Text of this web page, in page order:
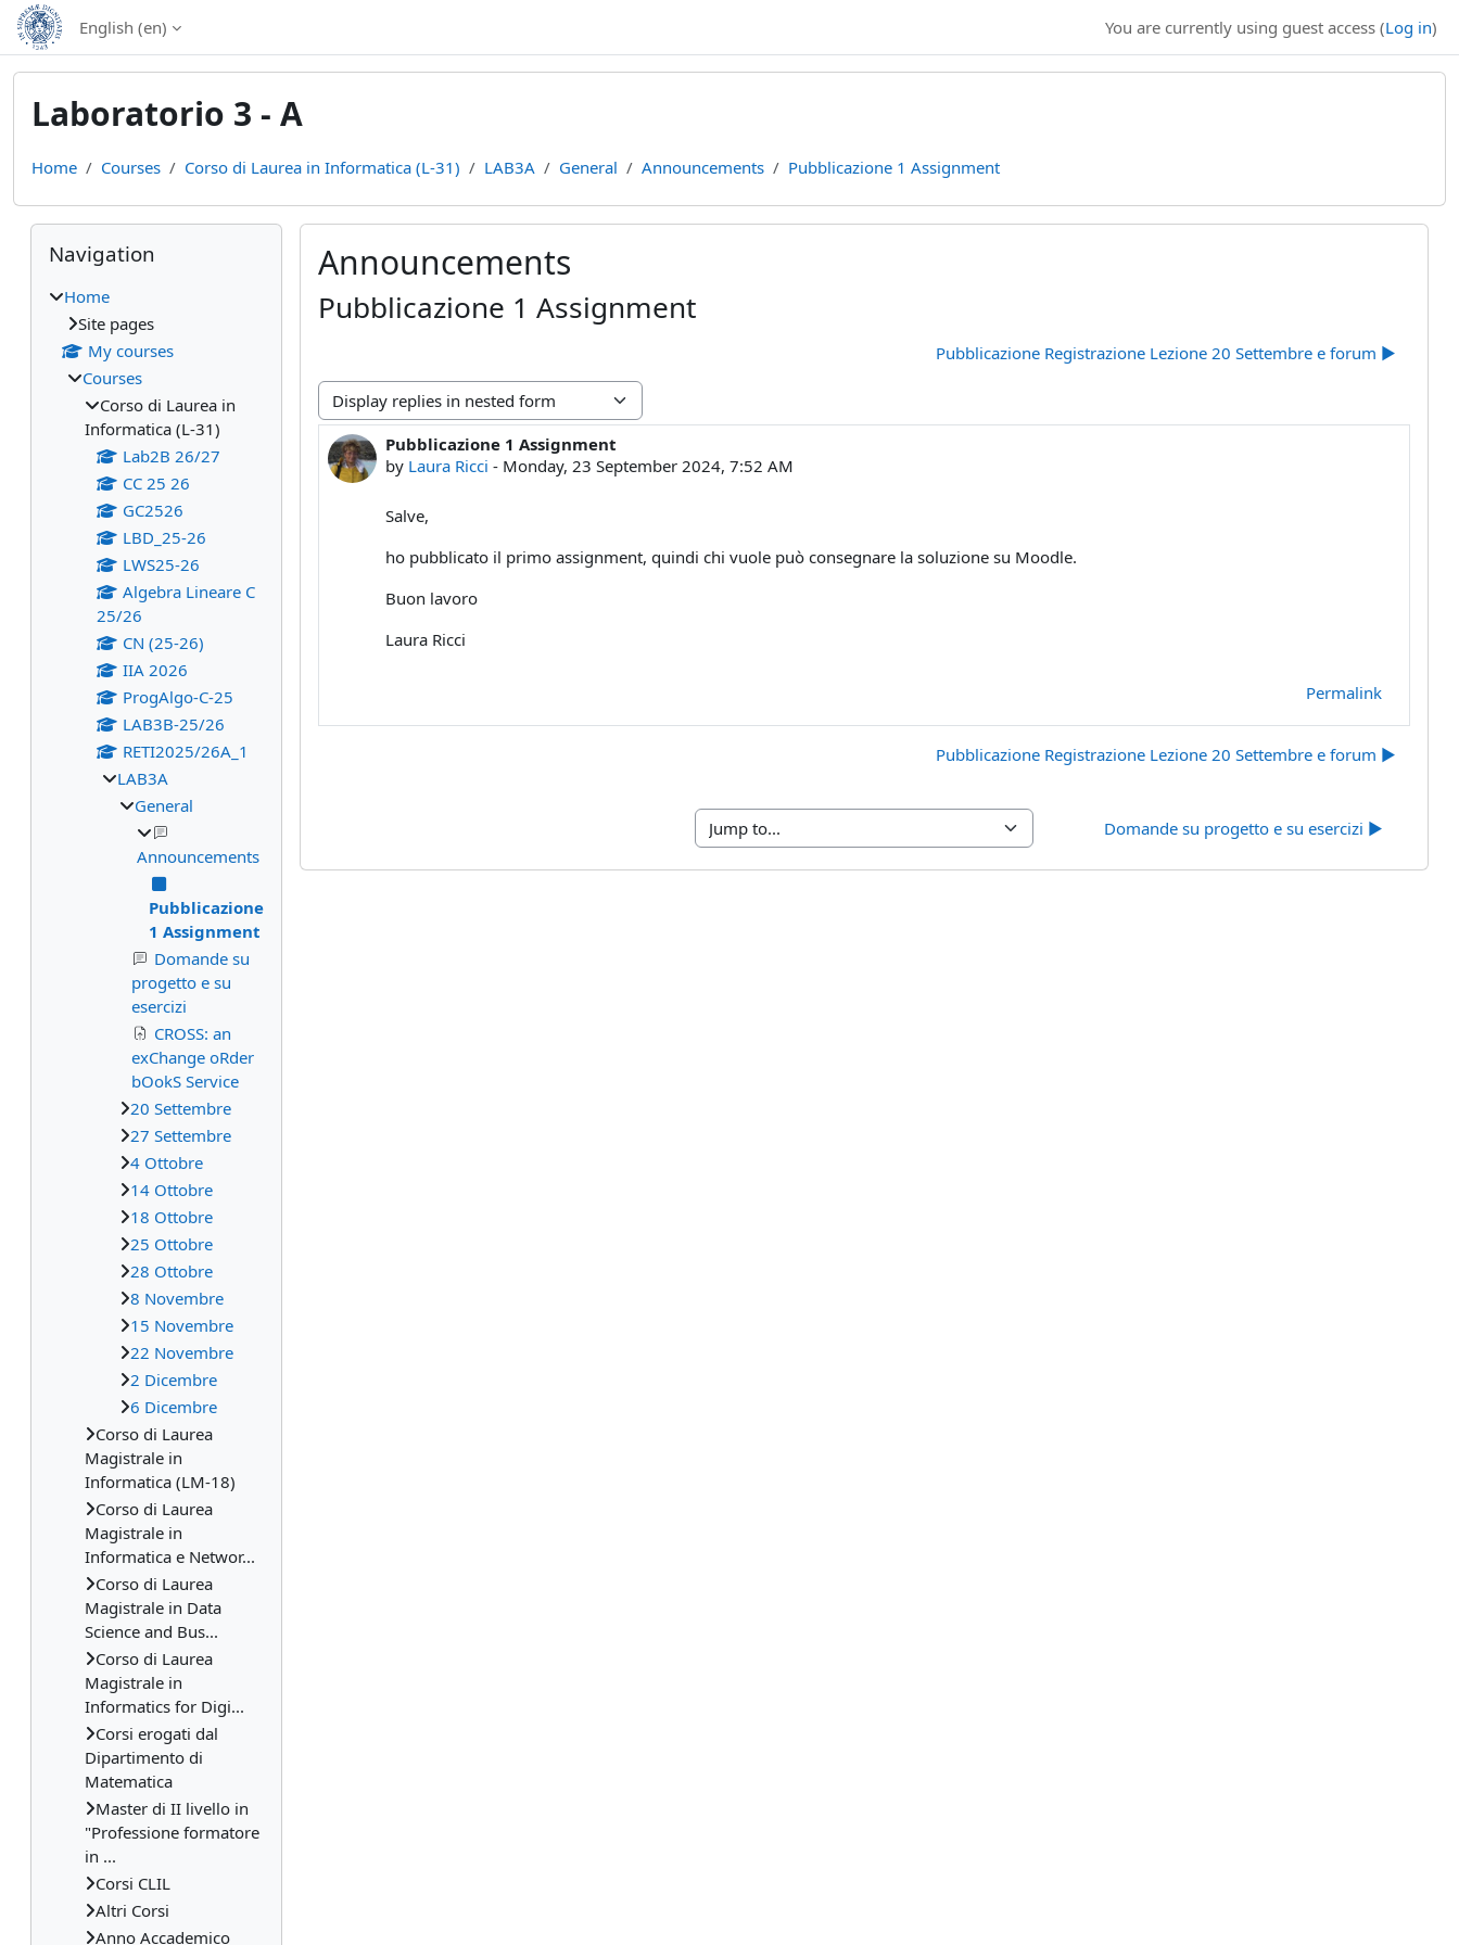
Skip to main content
English ‎(en)‎ You are currently using guest access (Log in)
Laboratorio 3 - A
Home Courses Corso di Laurea in Informatica (L-31) LAB3A General Announcements Pubblicazione 1 Assignment
Announcements
Pubblicazione 1 Assignment
Pubblicazione Registrazione Lezione 20 Settembre e forum ▶︎
Display mode
Pubblicazione 1 Assignment
by Laura Ricci - Monday, 23 September 2024, 7:52 AM
Number of replies: 0
Salve,
ho pubblicato il primo assignment, quindi chi vuole può consegnare la soluzione su Moodle.
Buon lavoro
Laura Ricci
Permalink
Pubblicazione Registrazione Lezione 20 Settembre e forum ▶︎
Jump to... Domande su progetto e su esercizi ▶︎
Blocks
Skip Navigation
Navigation
Home
Site pages
My courses
Courses
Corso di Laurea in
Informatica (L-31)
Lab2B 26/27
CC 25 26
GC2526
LBD_25-26
LWS25-26
Algebra Lineare C
25/26
CN (25-26)
IIA 2026
ProgAlgo-C-25
LAB3B-25/26
RETI2025/26A_1
LAB3A
General
Announcements
Pubblicazione
1 Assignment
Domande su
progetto e su
esercizi
CROSS: an
exChange oRder
bOokS Service
20 Settembre
27 Settembre
4 Ottobre
14 Ottobre
18 Ottobre
25 Ottobre
28 Ottobre
8 Novembre
15 Novembre
22 Novembre
2 Dicembre
6 Dicembre
Corso di Laurea
Magistrale in
Informatica (LM-18)
Corso di Laurea
Magistrale in
Informatica e Networ...
Corso di Laurea
Magistrale in Data
Science and Bus...
Corso di Laurea
Magistrale in
Informatics for Digi...
Corsi erogati dal
Dipartimento di
Matematica
Master di II livello in
"Professione formatore
in ...
Corsi CLIL
Altri Corsi
Anno Accademico